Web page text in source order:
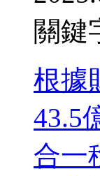
關鍵
根據
43.5
合一